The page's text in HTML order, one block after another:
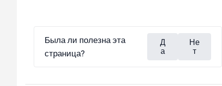
Была ли полезна эта
страница?
Д
а
Не
т